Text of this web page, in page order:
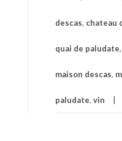
descas, chateau
quai de paludate,
maison descas,
paludate, vin